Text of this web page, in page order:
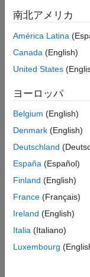
extern int
引数
S-Function ブロ
dataTypeId
べるための登録
説明
この関数は、登
S-Function 用の
す。サポートさ
ータ型、すべて
ライド データ型で
南北アメリカ
América Latina
Canada (English)
United States
ヨーロッパ
Belgium (English)
Denmark (English)
Deutschland
España (Español)
Finland (English)
France (Français)
Ireland (English)
Italia (Italiano)
Luxembourg